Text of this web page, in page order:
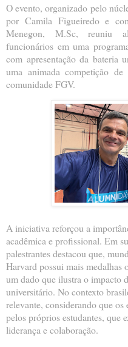
O evento, organizado pelo
por Camila Figueiredo e
Menegon, M.Sc, reuniu
funcionários em uma
com apresentação da bateria
uma animada competição
comunidade FGV.
A iniciativa reforçou a
acadêmica e profissional. Em
palestrantes destacou que,
Harvard possui mais
um dado que ilustra o impacto
universitário. No contexto
relevante, considerando que os
pelos próprios estudantes, que
liderança e colaboração.